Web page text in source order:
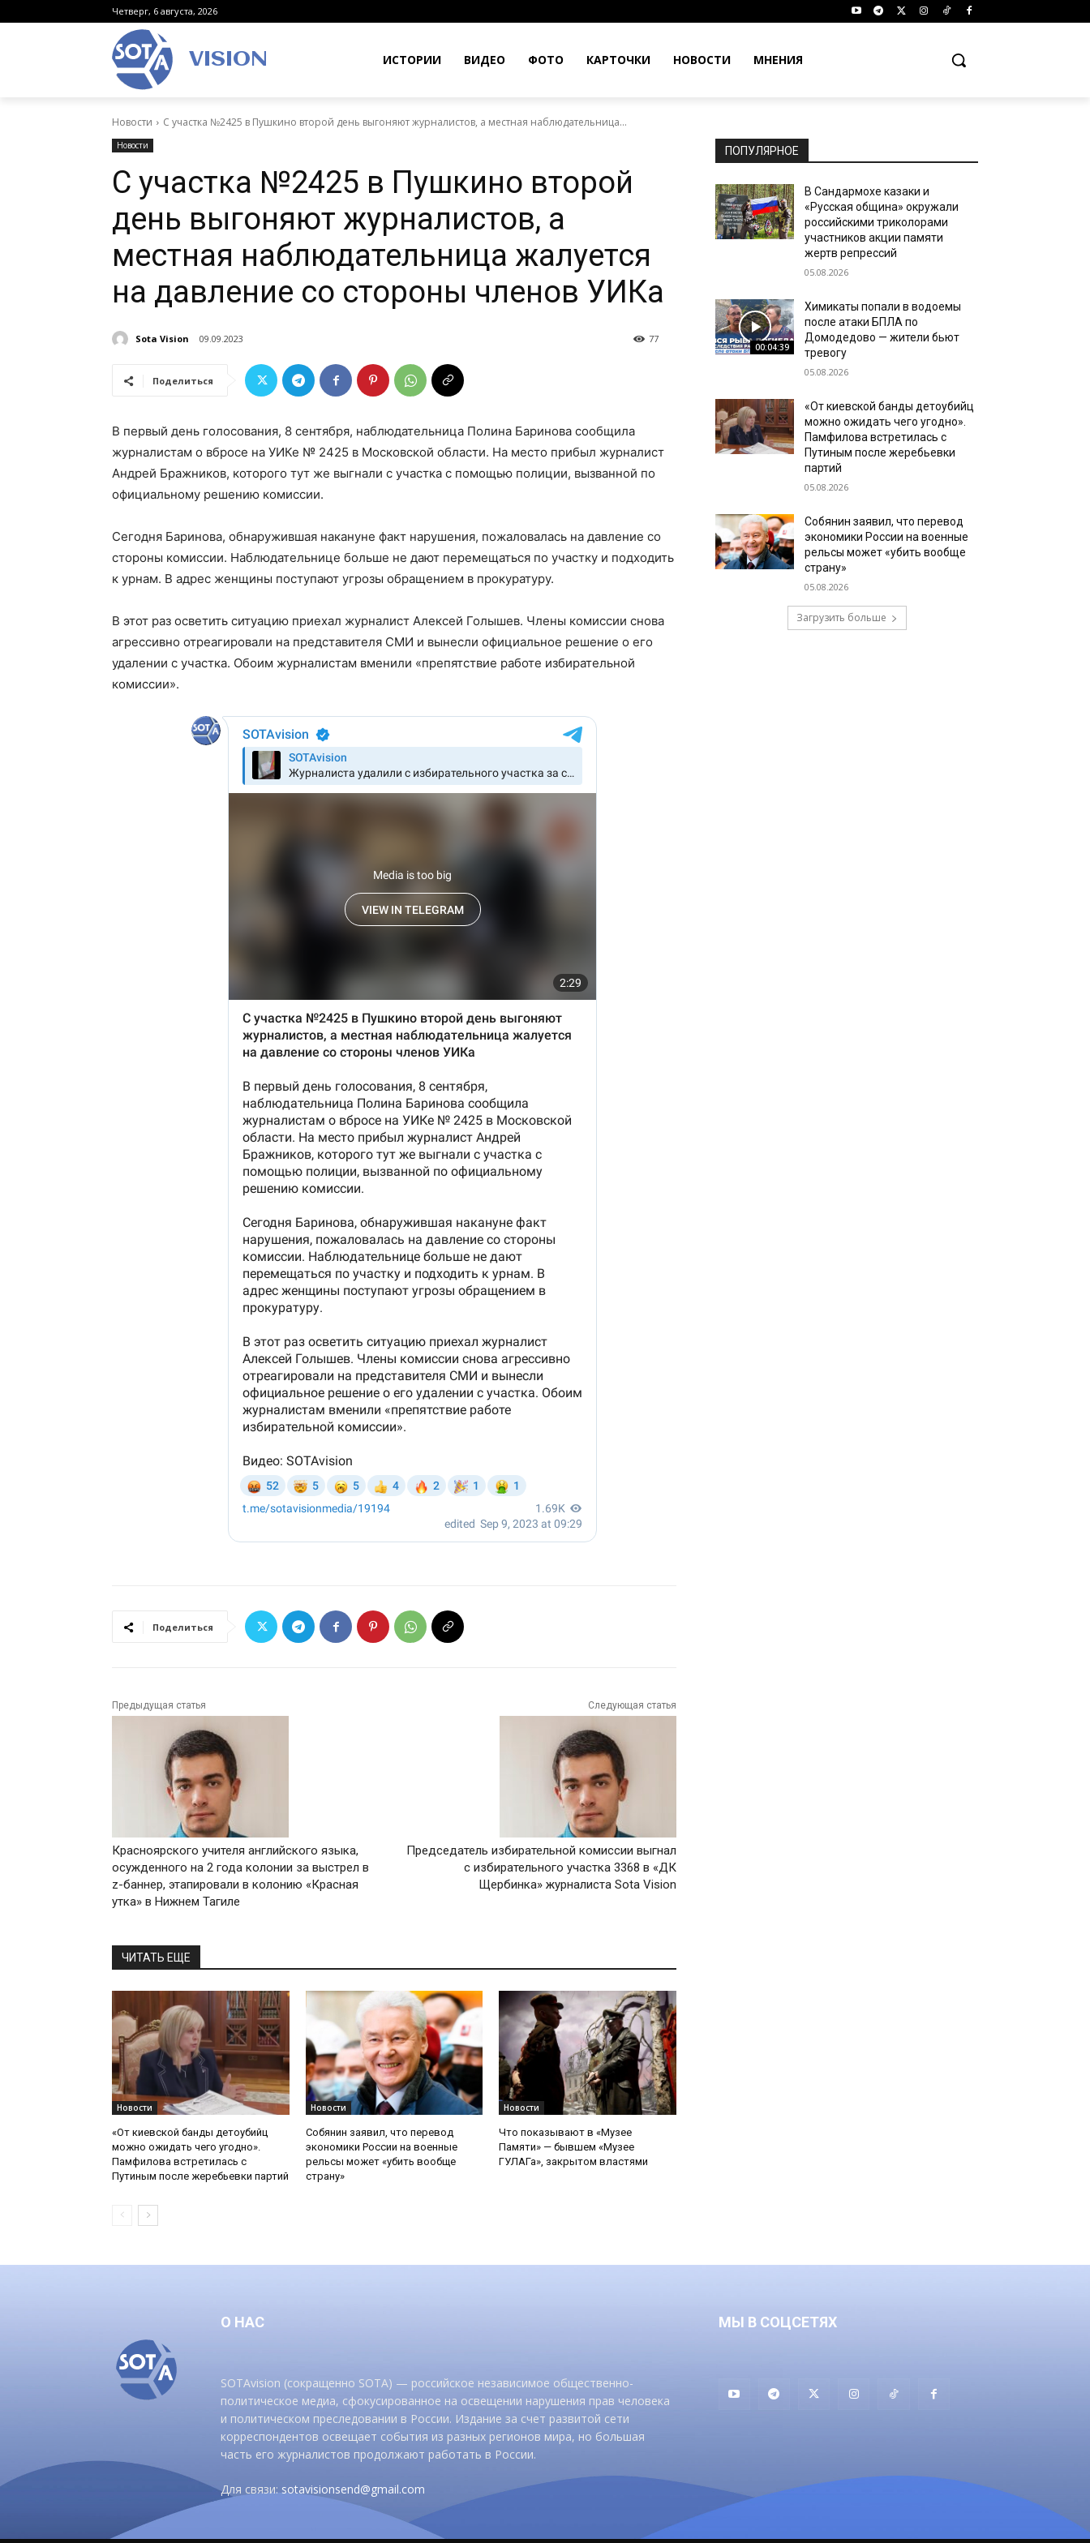
Четверг, 6 августа, 2026
VISION ИСТОРИИ ВИДЕО ФОТО КАРТОЧКИ НОВОСТИ МНЕНИЯ
Новости С участка №2425 в Пушкино второй день выгоняют журналистов, а местная наблюдательница...
Новости
С участка №2425 в Пушкино второй
день выгоняют журналистов, а
местная наблюдательница жалуется
на давление со стороны членов УИКа
Sota Vision 09.09.2023 77
Поделиться
В первый день голосования, 8 сентября, наблюдательница Полина Баринова сообщила
журналистам о вбросе на УИКе № 2425 в Московской области. На место прибыл журналист
Андрей Бражников, которого тут же выгнали с участка с помощью полиции, вызванной по
официальному решению комиссии.
Сегодня Баринова, обнаружившая накануне факт нарушения, пожаловалась на давление со
стороны комиссии. Наблюдательнице больше не дают перемещаться по участку и подходить
к урнам. В адрес женщины поступают угрозы обращением в прокуратуру.
В этот раз осветить ситуацию приехал журналист Алексей Голышев. Члены комиссии снова
агрессивно отреагировали на представителя СМИ и вынесли официальное решение о его
удалении с участка. Обоим журналистам вменили «препятствие работе избирательной
комиссии».
Поделиться
Предыдущая статья
Красноярского учителя английского языка,
осужденного на 2 года колонии за выстрел в
z-баннер, этапировали в колонию «Красная
утка» в Нижнем Тагиле
Следующая статья
Председатель избирательной комиссии выгнал
с избирательного участка 3368 в «ДК
Щербинка» журналиста Sota Vision
ЧИТАТЬ ЕЩЕ
Новости
«От киевской банды детоубийц
можно ожидать чего угодно».
Памфилова встретилась с
Путиным после жеребьевки партий
Новости
Собянин заявил, что перевод
экономики России на военные
рельсы может «убить вообще
страну»
Новости
Что показывают в «Музее
Памяти» — бывшем «Музее
ГУЛАГа», закрытом властями
ПОПУЛЯРНОЕ
В Сандармохе казаки и
«Русская община» окружали
российскими триколорами
участников акции памяти
жертв репрессий
05.08.2026
00:04:39
Химикаты попали в водоемы
после атаки БПЛА по
Домодедово — жители бьют
тревогу
05.08.2026
«От киевской банды детоубийц
можно ожидать чего угодно».
Памфилова встретилась с
Путиным после жеребьевки
партий
05.08.2026
Собянин заявил, что перевод
экономики России на военные
рельсы может «убить вообще
страну»
05.08.2026
Загрузить больше
О НАС
SOTAvision (сокращенно SOTA) — российское независимое общественно-
политическое медиа, сфокусированное на освещении нарушения прав человека
и политическом преследовании в России. Издание за счет развитой сети
корреспондентов освещает события из разных регионов мира, но большая
часть его журналистов продолжают работать в России.
Для связи:sotavisionsend@gmail.com
МЫ В СОЦСЕТЯХ